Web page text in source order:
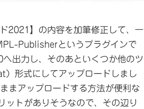
2021】の内容を加筆修正して、一
Publisherというプラグインで
出力し、そのあといくつか他のツ
形式にしてアップロードしまし
まアップロードする方法が便利な
トがありそうなので、その辺り